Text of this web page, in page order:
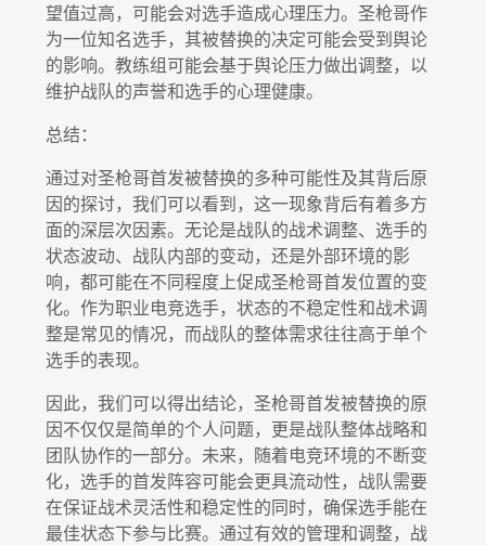
望值过高，可能会对选手造成心理压力。圣枪哥作
为一位知名选手，其被替换的决定可能会受到舆论
的影响。教练组可能会基于舆论压力做出调整，以
维护战队的声誉和选手的心理健康。
总结：
通过对圣枪哥首发被替换的多种可能性及其背后原
因的探讨，我们可以看到，这一现象背后有着多方
面的深层次因素。无论是战队的战术调整、选手的
状态波动、战队内部的变动，还是外部环境的影
响，都可能在不同程度上促成圣枪哥首发位置的变
化。作为职业电竞选手，状态的不稳定性和战术调
整是常见的情况，而战队的整体需求往往高于单个
选手的表现。
因此，我们可以得出结论，圣枪哥首发被替换的原
因不仅仅是简单的个人问题，更是战队整体战略和
团队协作的一部分。未来，随着电竞环境的不断变
化，选手的首发阵容可能会更具流动性，战队需要
在保证战术灵活性和稳定性的同时，确保选手能在
最佳状态下参与比赛。通过有效的管理和调整，战